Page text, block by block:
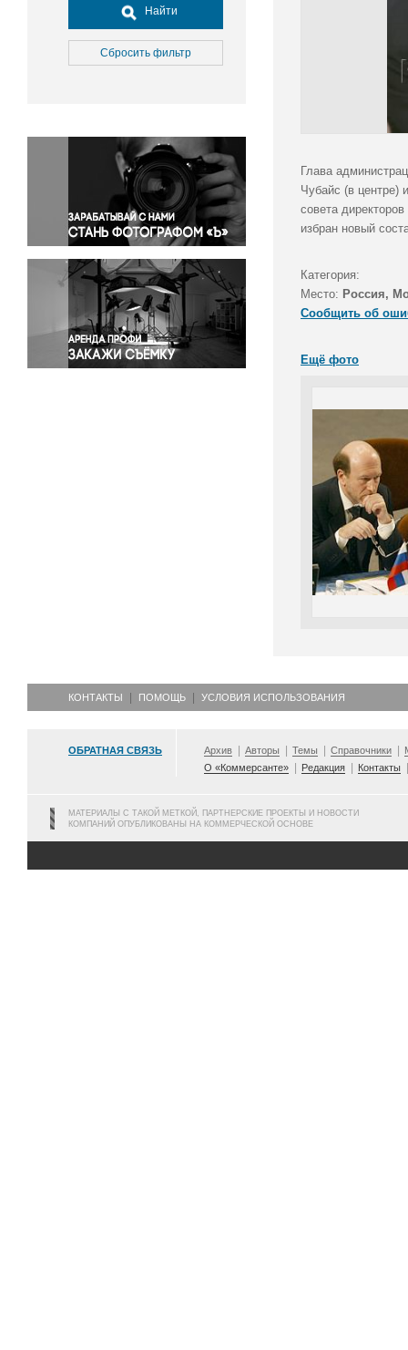
Досуг, туризм и отдых
Культура
Медицина
Окружающая среда
Политика
Правосудие
Происшествия и конфликты
Религия
Светская жизнь
Спорт
Экология
Экономика и бизнес
Найти
Сбросить фильтр
Глава
Чубайс (в центре)
совета
избран новый
Категория:
Место: Россия,
Сообщить об
Ещё фото
КОНТАКТЫ ПОМОЩЬ УСЛОВИЯ ИСПОЛЬЗОВАНИЯ
ОБРАТНАЯ СВЯЗЬ Архив Авторы Темы Справочники
О «Коммерсанте»
Редакция Контакты
МАТЕРИАЛЫ С ТАКОЙ МЕТКОЙ, ПАРТНЕРСКИЕ ПРОЕКТЫ И НОВОСТИ
КОМПАНИЙ ОПУБЛИКОВАНЫ НА КОММЕРЧЕСКОЙ ОСНОВЕ